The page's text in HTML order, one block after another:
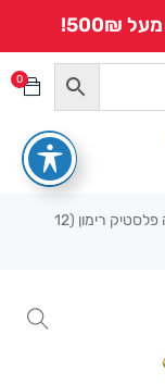
0
דרז’ה פלסטיק רימון (12